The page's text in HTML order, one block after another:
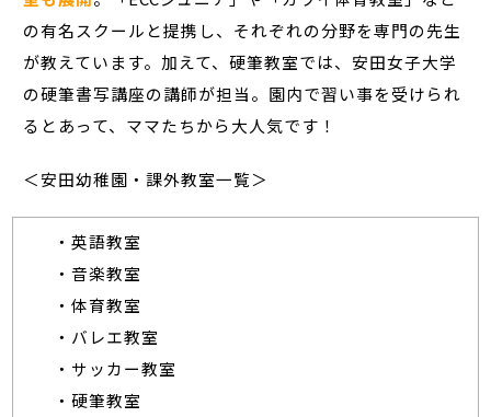
の有名スクールと提携し、それぞれの分野を専門の先生
が教えています。加えて、硬筆教室では、安田女子大学
の硬筆書写講座の講師が担当。園内で習い事を受けられ
るとあって、ママたちから大人気です！
＜安田幼稚園・課外教室一覧＞
・英語教室
・音楽教室
・体育教室
・バレエ教室
・サッカー教室
・硬筆教室